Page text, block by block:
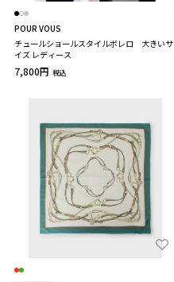
POUR VOUS
チュールショールスタイルボレロ 大きいサ
イズ レディース
7,800円 税込